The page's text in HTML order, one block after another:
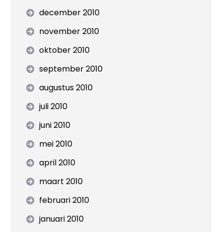
december 2010
november 2010
oktober 2010
september 2010
augustus 2010
juli 2010
juni 2010
mei 2010
april 2010
maart 2010
februari 2010
januari 2010